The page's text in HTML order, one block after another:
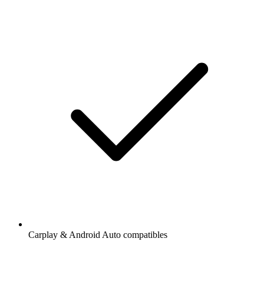
Carplay & Android Auto compatibles